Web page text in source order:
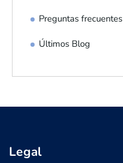
Preguntas frecuentes
Últimos Blog
Legal